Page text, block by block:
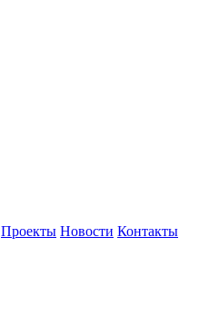
Проекты Новости Контакты